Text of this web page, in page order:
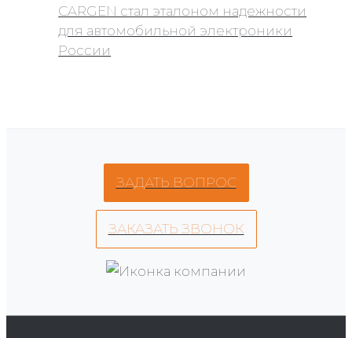
CARGEN стал эталоном надежности
для автомобильной электроники
России
ЗАДАТЬ ВОПРОС
ЗАКАЗАТЬ ЗВОНОК